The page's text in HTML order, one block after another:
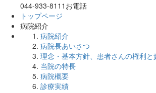
044-933-8111 お電話
トップページ
病院紹介
病院紹介
病院長あいさつ
理念・基本方針、患者さんの権利と
当院の特長
病院概要
診療実績